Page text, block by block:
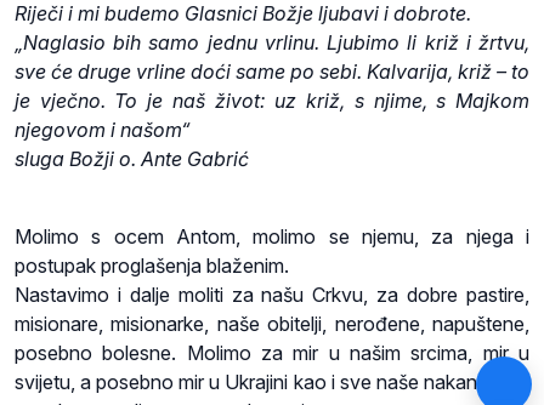
Riječi i mi budemo Glasnici Božje ljubavi i dobrote.
„Naglasio bih samo jednu vrlinu. Ljubimo li križ i žrtvu,
sve će druge vrline doći same po sebi. Kalvarija, križ – to
je vječno. To je naš život: uz križ, s njime, s Majkom
njegovom i našom“
sluga Božji o. Ante Gabrić
Molimo s ocem Antom, molimo se njemu, za njega i
postupak proglašenja blaženim.
Nastavimo i dalje moliti za našu Crkvu, za dobre pastire,
misionare, misionarke, naše obitelji, nerođene, napuštene,
posebno bolesne. Molimo za mir u našim srcima, mir u
svijetu, a posebno mir u Ukrajini kao i sve naše nakane koje